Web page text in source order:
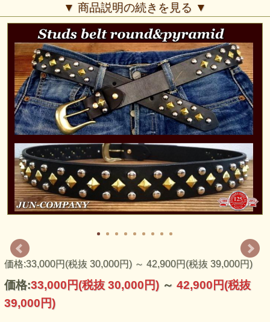
アメリカのスタンダードリベット社製のスタッズをたっぷり
と打ち込んだ至極のスタッズベルトです。 定番のラウンド
なデザインで、腰元を華やかに演出します。お好みにより、
ベルトカラーをお選びください。お好きな組み合わせで貴方
だけのスタッズベルトを制作致します。
ご注文後、店舗にてスタッズ打ち込み加工を致します。受注
制作品の為、大変恐縮ですが商品製作後のキャンセル・ご返
品・交換はお受付出来ません。サイズや仕上がり等のご不明
点は店舗までお気軽にお問い合わせ下さい。
▼ 商品説明の続きを見る ▼
価格:33,000円(税抜 30,000円) ～ 42,900円(税抜 39,000円)
価格:33,000円(税抜 30,000円) ～ 42,900円(税抜
39,000円)